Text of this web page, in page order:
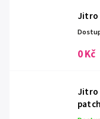
Jitro
0 Kč
Jitro